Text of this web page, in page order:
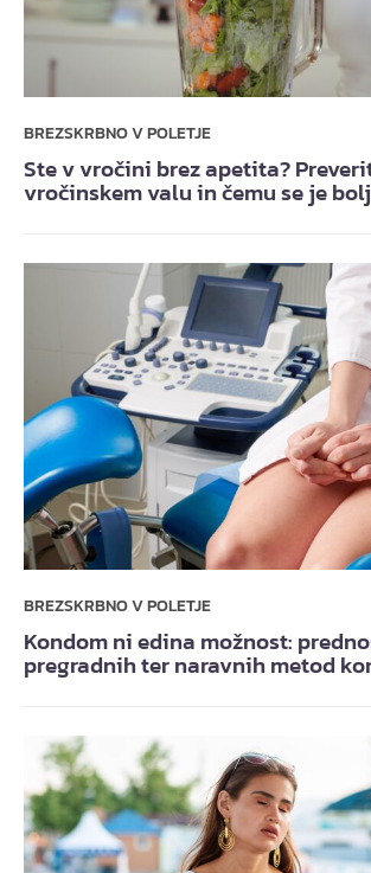
BREZSKRBNO V POLETJE
Ste v vročini brez apetita?
vročinskem valu in čemu se je
BREZSKRBNO V POLETJE
Kondom ni edina možnost:
pregradnih ter naravnih metod